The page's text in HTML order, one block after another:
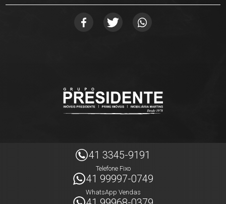
41 3345-9191
Telefone Fixo
41 99997-0749
WhatsApp Vendas